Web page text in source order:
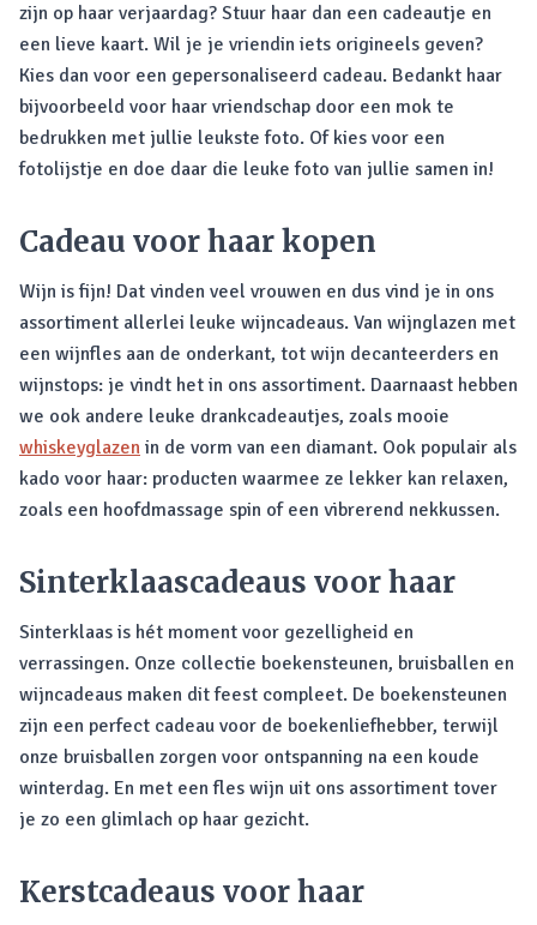
zijn op haar verjaardag? Stuur haar dan een cadeautje en
een lieve kaart. Wil je je vriendin iets origineels geven?
Kies dan voor een gepersonaliseerd cadeau. Bedankt haar
bijvoorbeeld voor haar vriendschap door een mok te
bedrukken met jullie leukste foto. Of kies voor een
fotolijstje en doe daar die leuke foto van jullie samen in!
Cadeau voor haar kopen
Wijn is fijn! Dat vinden veel vrouwen en dus vind je in ons
assortiment allerlei leuke wijncadeaus. Van wijnglazen met
een wijnfles aan de onderkant, tot wijn decanteerders en
wijnstops: je vindt het in ons assortiment. Daarnaast hebben
we ook andere leuke drankcadeautjes, zoals mooie
whiskeyglazen in de vorm van een diamant. Ook populair als
kado voor haar: producten waarmee ze lekker kan relaxen,
zoals een hoofdmassage spin of een vibrerend nekkussen.
Sinterklaascadeaus voor haar
Sinterklaas is hét moment voor gezelligheid en
verrassingen. Onze collectie boekensteunen, bruisballen en
wijncadeaus maken dit feest compleet. De boekensteunen
zijn een perfect cadeau voor de boekenliefhebber, terwijl
onze bruisballen zorgen voor ontspanning na een koude
winterdag. En met een fles wijn uit ons assortiment tover
je zo een glimlach op haar gezicht.
Kerstcadeaus voor haar